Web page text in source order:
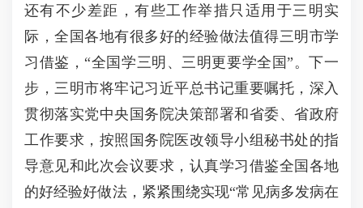
还有不少差距，有些工作举措只适用于三明实
际，全国各地有很多好的经验做法值得三明市学
习借鉴， “全国学三明、三明更要学全国” 。下一
步，三明市将牢记习近平总书记重要嘱托，深入
贯彻落实党中央国务院决策部署和省委、省政府
工作要求，按照国务院医改领导小组秘书处的指
导意见和此次会议要求，认真学习借鉴全国各地
的好经验好做法，紧紧围绕实现“常见病多发病在